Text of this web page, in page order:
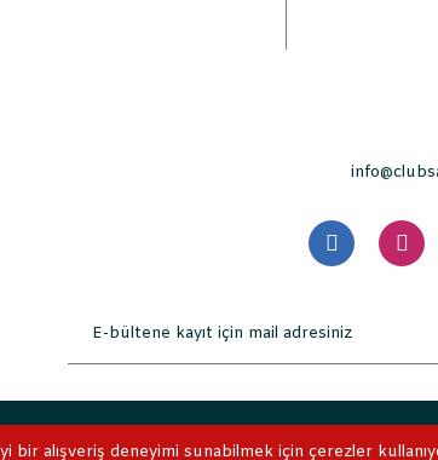
bir alışveriş deneyimi sunabilmek için çerezler